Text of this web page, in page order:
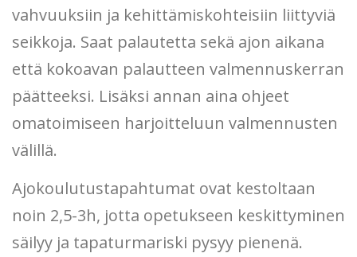
vahvuuksiin ja kehittämiskohteisiin liittyviä
seikkoja. Saat palautetta sekä ajon aikana
että kokoavan palautteen valmennuskerran
päätteeksi. Lisäksi annan aina ohjeet
omatoimiseen harjoitteluun valmennusten
välillä.
Ajokoulutustapahtumat ovat kestoltaan
noin 2,5-3h, jotta opetukseen keskittyminen
säilyy ja tapaturmariski pysyy pienenä.